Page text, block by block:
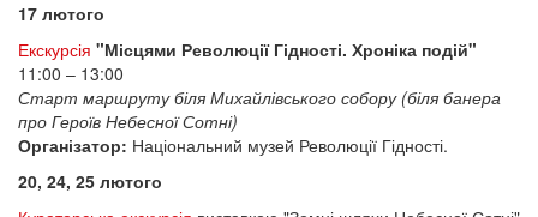
17 лютого
Екскурсія "Місцями Революції Гідності. Хроніка подій"
11:00 – 13:00
Старт маршруту біля Михайлівського собору (біля банера
про Героїв Небесної Сотні)
Організатор: Національний музей Революції Гідності.
20, 24, 25 лютого